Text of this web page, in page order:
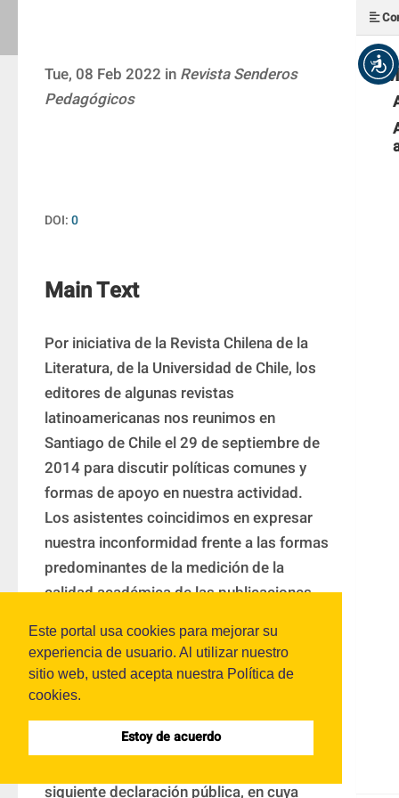
Este portal usa cookies para mejorar su
experiencia de usuario. Al utilizar nuestro
sitio web, usted acepta nuestra Política de
cookies.
Estoy de acuerdo
Tue, 08 Feb 2022 in Revista Senderos
Pedagógicos
DOI:0
Main Text
Por iniciativa de la Revista Chilena de la
Literatura, de la Universidad de Chile, los
editores de algunas revistas
latinoamericanas nos reunimos en
Santiago de Chile el 29 de septiembre de
2014 para discutir políticas comunes y
formas de apoyo en nuestra actividad.
Los asistentes coincidimos en expresar
nuestra inconformidad frente a las formas
predominantes de la medición de la
calidad académica de las publicaciones
administrativos y cuantitativos sobre los
contenidos y, en segundo lugar, tienden a
ignorar las prácticas académicas propias
de las humanidades, qué son diferentes a
las de las ciencias exactas y aplicadas.
siguiente declaración pública, en cuya